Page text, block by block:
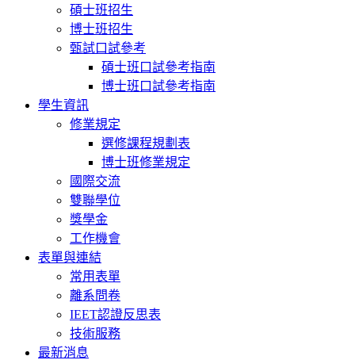
碩士班招生
博士班招生
甄試口試參考
碩士班口試參考指南
博士班口試參考指南
學生資訊
修業規定
選修課程規劃表
博士班修業規定
國際交流
雙聯學位
獎學金
工作機會
表單與連結
常用表單
離系問卷
IEET認證反思表
技術服務
最新消息